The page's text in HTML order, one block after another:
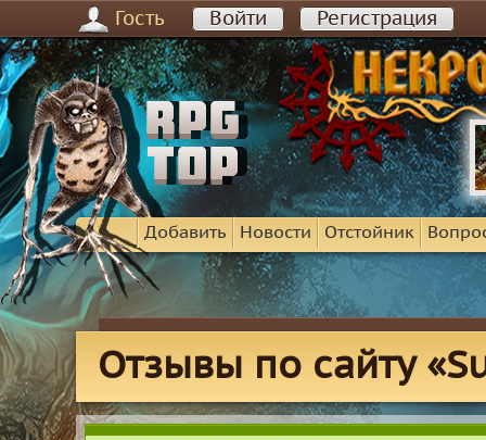
Гость Войти Регистрация
Добавить Новости Отстойник
Отзывы по сайту